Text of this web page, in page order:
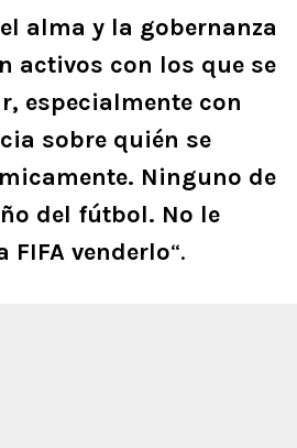
el alma y la gobernanza
activos con los que se
especialmente con
sobre quién se
Ninguno de
del fútbol. No le
FIFA venderlo“.